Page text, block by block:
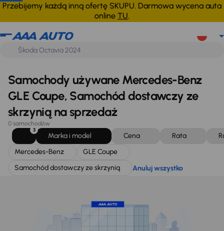
Przebijemy każdą inną ofertę SKUPU. Darmowa wycena auta
online TU.
Mercedes-Benz GLE Coupe Samochód dostawczy ze
Anuluj wszystko
Samochody używane Mercedes-Benz
GLE Coupe, Samochód dostawczy ze
skrzynią na sprzedaż
0 samochodów
3
Marka i model Cena Rata
Mercedes-Benz
GLE Coupe
Samochód dostawczy ze skrzynią
Anuluj wszystko